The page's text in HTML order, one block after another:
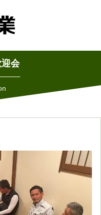
会